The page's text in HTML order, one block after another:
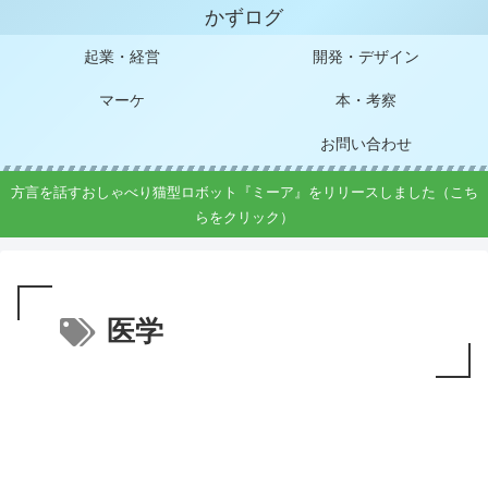
かずログ
起業・経営 開発・デザイン
マーケ 本・考察
お問い合わせ
方言を話すおしゃべり猫型ロボット『ミーア』をリリースしました（こち
らをクリック）
医学